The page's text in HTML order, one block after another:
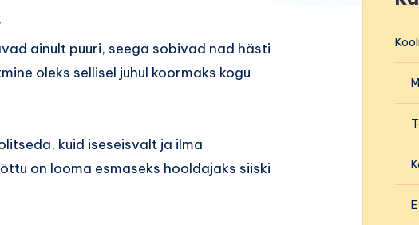
ainult puuri, seega sobivad nad hästi
oleks sellisel juhul koormaks kogu
kuid iseseisvalt ja ilma
on looma esmaseks hooldajaks siiski